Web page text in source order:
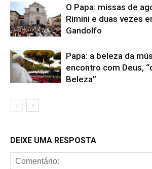
O Papa: missas de
Rimini e duas vezes
Gandolfo
Papa: a beleza da
encontro com Deus,
Beleza”
DEIXE UMA RESPOSTA